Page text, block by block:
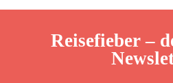
Reisefieber –